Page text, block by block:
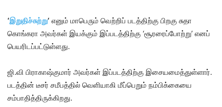
‘இறுதிச்சுற்று‘ எனும் மாபெரும் வெற்றிப் படத்திற்கு பிறகு சுதா
கொங்கரா அவர்கள் இயக்கும் இப்படத்திற்கு ‘சூரரைப்போற்று’ எனப்
பெயரிடப்பட்டுள்ளது.
ஜி.வி பிராகாஷ்குமார் அவர்கள் இப்படத்திற்கு இசையமைத்துள்ளார்.
படத்தின் டீசர் சமீபத்தில் வெளியாகி மீப்பெறும் நம்பிக்கையை
சம்பாதித்திருக்கிறது.